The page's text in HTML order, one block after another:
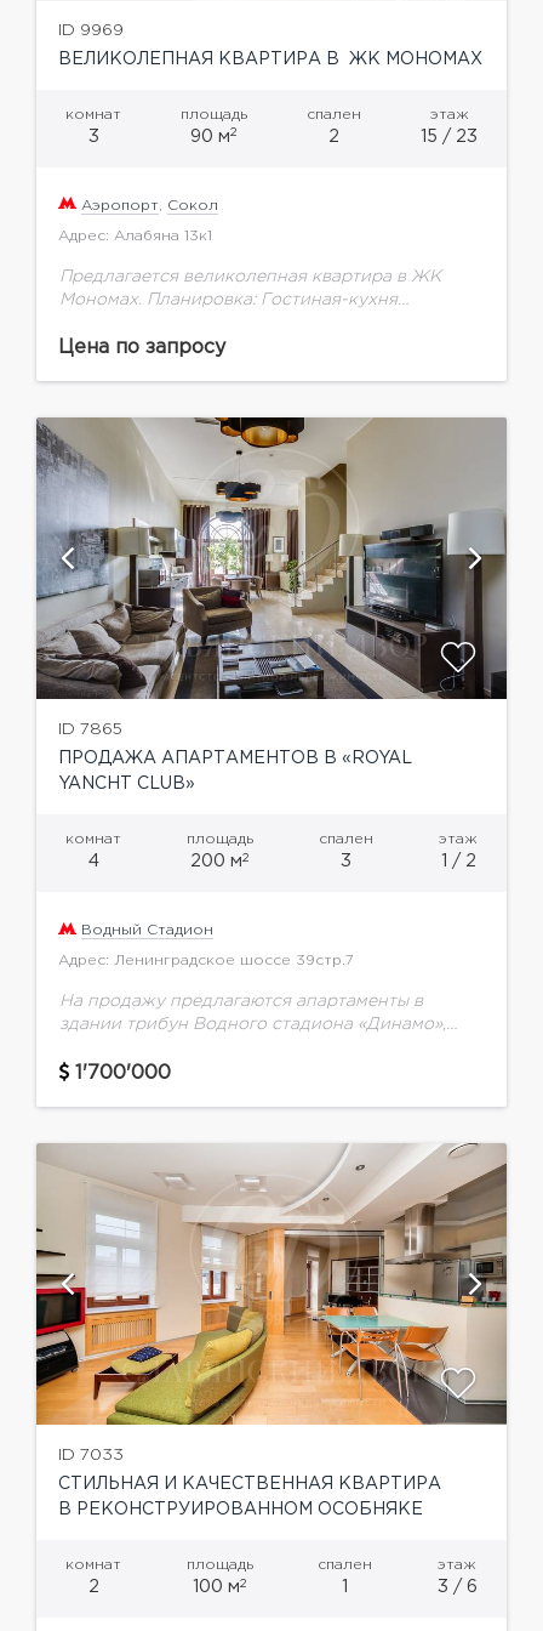
ID 9969
ВЕЛИКОЛЕПНАЯ КВАРТИРА В ЖК МОНОМАХ
комнат
3
площадь
90 м2
спален
2
этаж
15 / 23
Аэропорт Сокол
Адрес: Алабяна 13к1
Предлагается великолепная квартира в ЖК
Мономах. Планировка: Гостиная-кухня
Kuppersbusch: кофеварка, духовка и
раковине)Спальня, с индивидуальным...
Цена по запросу
ID 7865
ПРОДАЖА АПАРТАМЕНТОВ В «ROYAL
YANCHT CLUB»
комнат
4
площадь
200 м2
спален
3
этаж
1 / 2
Водный Стадион
Адрес: Ленинградское шоссе 39стр.7
На продажу предлагаются апартаменты в
здании трибун Водного стадиона «Динамо»,
Функциональная планировка: 1 этаж: гостиная,
1'700'000
ID 7033
СТИЛЬНАЯ И КАЧЕСТВЕННАЯ КВАРТИРА
В РЕКОНСТРУИРОВАННОМ ОСОБНЯКЕ
комнат
2
площадь
100 м2
спален этаж
3 / 6